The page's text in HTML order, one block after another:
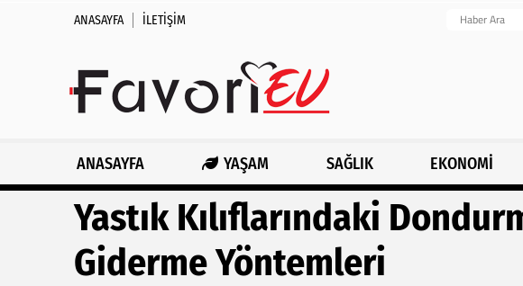
ANASAYFA İLETIŞIM
ANASAYFA YAŞAM SAĞLIK EKONOMİ
Yastık Kılıflarındaki
Giderme Yöntemleri